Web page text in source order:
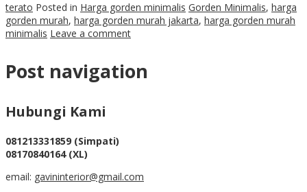
terato Posted in Harga gorden minimalis Gorden Minimalis, harga
gorden murah, harga gorden murah jakarta, harga gorden murah
minimalis Leave a comment
Post navigation
Hubungi Kami
081213331859 (Simpati)
08170840164 (XL)
email: gavininterior@gmail.com